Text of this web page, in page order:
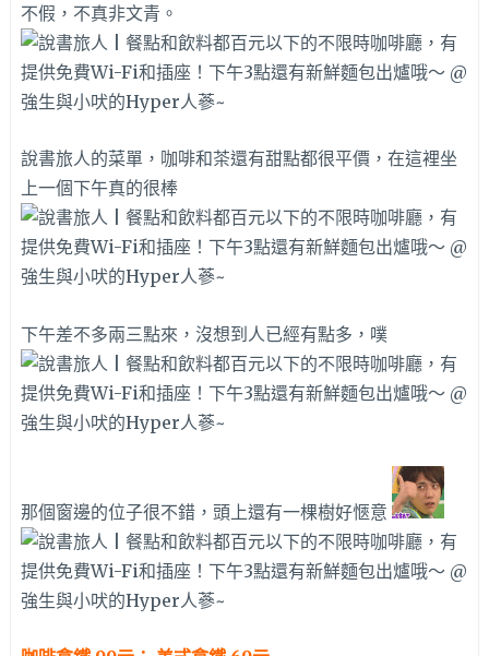
不假，不真非文青。
說書旅人的菜單，咖啡和茶還有甜點都很平價，在這裡坐
上一個下午真的很棒
下午差不多兩三點來，沒想到人已經有點多，噗
那個窗邊的位子很不錯，頭上還有一棵樹好愜意